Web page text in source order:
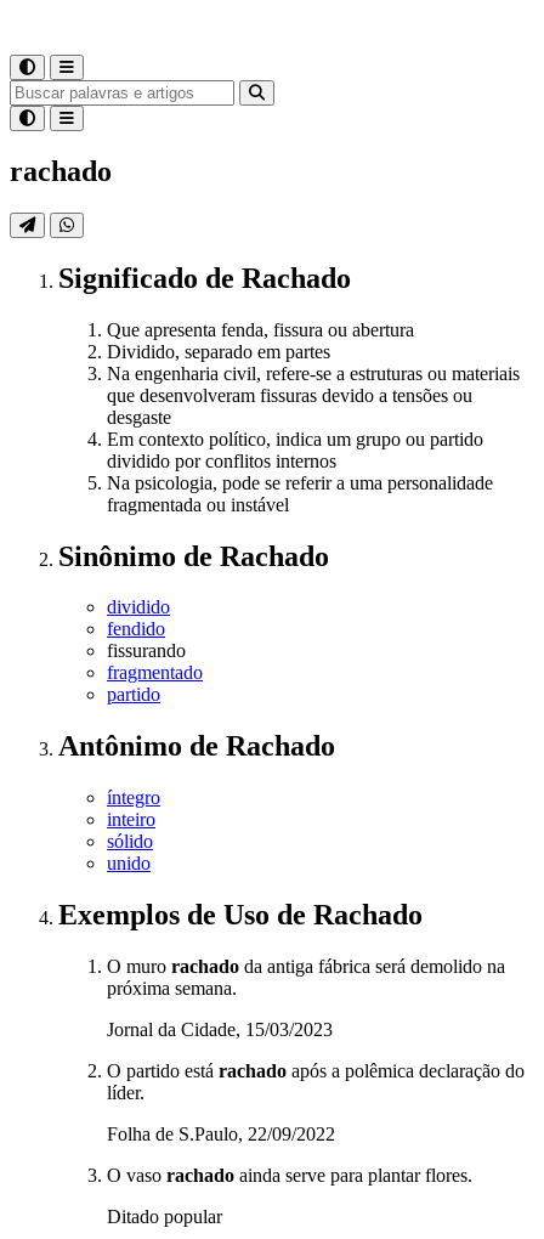
rachado
Significado de Rachado
Que apresenta fenda, fissura ou abertura
Dividido, separado em partes
Na engenharia civil, refere-se a estruturas ou materiais
que desenvolveram fissuras devido a tensões ou
desgaste
Em contexto político, indica um grupo ou partido
dividido por conflitos internos
Na psicologia, pode se referir a uma personalidade
fragmentada ou instável
Sinônimo de Rachado
dividido
fendido
fissurando
fragmentado
partido
Antônimo de Rachado
íntegro
inteiro
sólido
unido
Exemplos de Uso de Rachado
O muro rachado da antiga fábrica será demolido na
próxima semana.
Jornal da Cidade, 15/03/2023
O partido está rachado após a polêmica declaração do
líder.
Folha de S.Paulo, 22/09/2022
O vaso rachado ainda serve para plantar flores.
Ditado popular